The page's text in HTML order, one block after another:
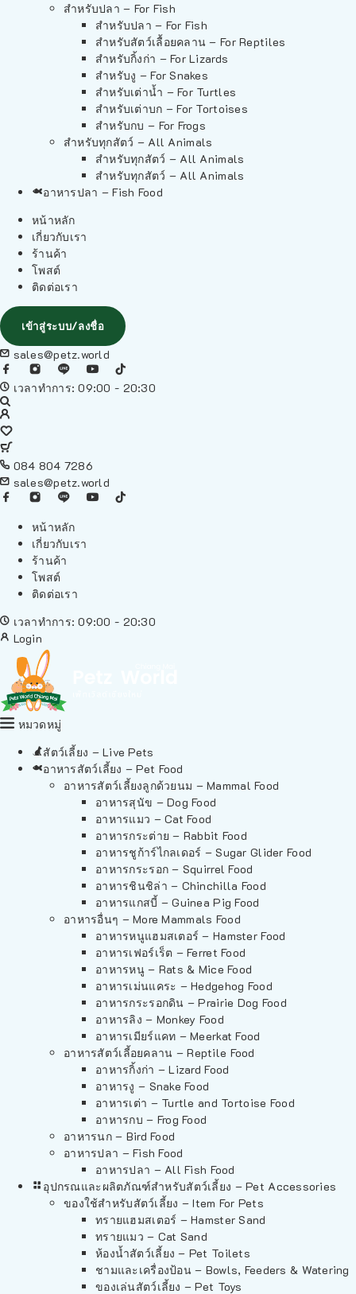
สำหรับปลา – For Fish
สำหรับปลา – For Fish
สำหรับสัตว์เลื้อยคลาน – For Reptiles
สำหรับกิ้งก่า – For Lizards
สำหรับงู – For Snakes
สำหรับเต่าน้ำ – For Turtles
สำหรับเต่าบก – For Tortoises
สำหรับกบ – For Frogs
สำหรับทุกสัตว์ – All Animals
สำหรับทุกสัตว์ – All Animals
สำหรับทุกสัตว์ – All Animals
อาหารปลา – Fish Food
หน้าหลัก
เกี่ยวกับเรา
ร้านค้า
โพสต์
ติดต่อเรา
เข้าสู่ระบบ/ลงชื่อ
sales@petz.world
เวลาทำการ: 09:00 - 20:30
084 804 7286
sales@petz.world
หน้าหลัก
เกี่ยวกับเรา
ร้านค้า
โพสต์
ติดต่อเรา
เวลาทำการ: 09:00 - 20:30
Login
หมวดหมู่
สัตว์เลี้ยง – Live Pets
อาหารสัตว์เลี้ยง – Pet Food
อาหารสัตว์เลี้ยงลูกด้วยนม – Mammal Food
อาหารสุนัข – Dog Food
อาหารแมว – Cat Food
อาหารกระต่าย – Rabbit Food
อาหารชูก้าร์ไกลเดอร์ – Sugar Glider Food
อาหารกระรอก – Squirrel Food
อาหารชินชิล่า – Chinchilla Food
อาหารแกสบี้ – Guinea Pig Food
อาหารอื่นๆ – More Mammals Food
อาหารหนูแฮมสเตอร์ – Hamster Food
อาหารเฟอร์เร็ต – Ferret Food
อาหารหนู – Rats & Mice Food
อาหารเม่นแคระ – Hedgehog Food
อาหารกระรอกดิน – Prairie Dog Food
อาหารลิง – Monkey Food
อาหารเมียร์แคท – Meerkat Food
อาหารสัตว์เลี้อยคลาน – Reptile Food
อาหารกิ้งก่า – Lizard Food
อาหารงู – Snake Food
อาหารเต่า – Turtle and Tortoise Food
อาหารกบ – Frog Food
อาหารนก – Bird Food
อาหารปลา – Fish Food
อาหารปลา – All Fish Food
อุปกรณและผลิตภัณฑ์สำหรับสัตว์เลี้ยง – Pet Accessories
ของใช้สำหรับสัตว์เลี้ยง – Item For Pets
ทรายแฮมสเตอร์ – Hamster Sand
ทรายแมว – Cat Sand
ห้องน้ำสัตว์เลี้ยง – Pet Toilets
ชามและเครื่องป้อน – Bowls, Feeders & Watering
ของเล่นสัตว์เลี้ยง – Pet Toys